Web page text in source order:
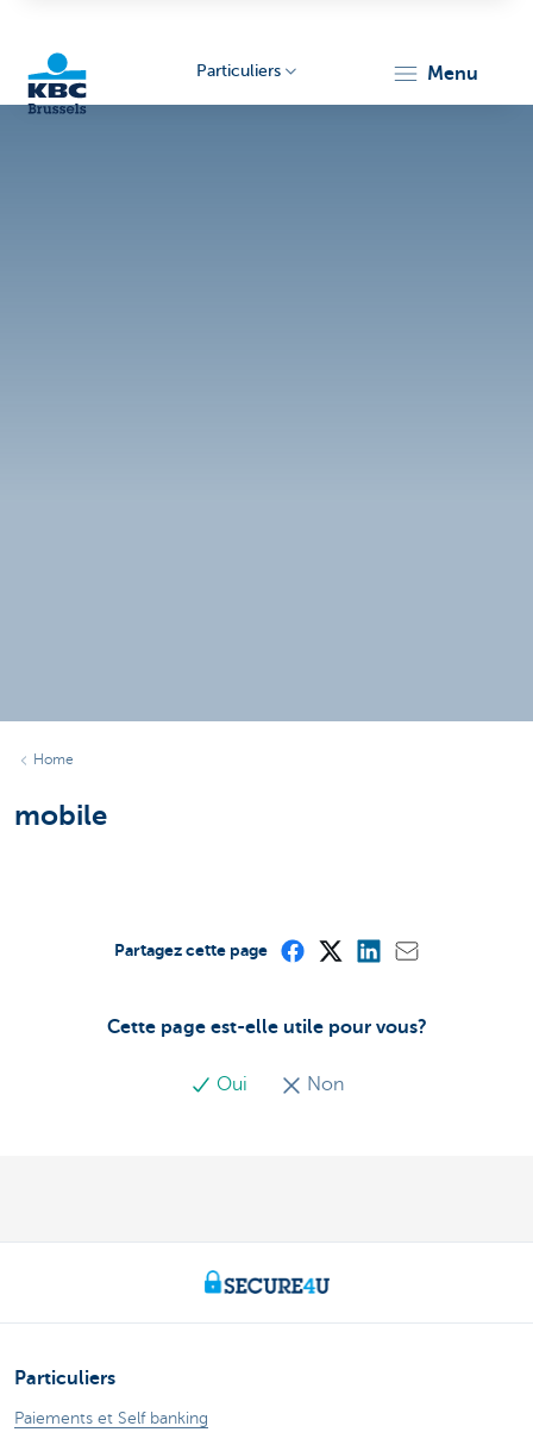
Particuliers menu
Home
mobile
Cette page est-elle utile pour vous?
Oui Non
Partagez cette page
Particuliers
Paiements et Self banking